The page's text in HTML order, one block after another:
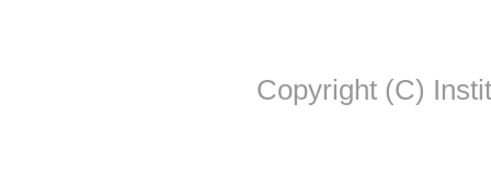
Copyright (C)